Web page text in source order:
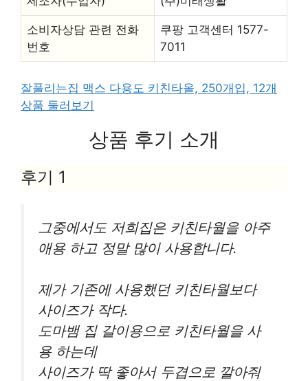
소비자상담 관련 전화
번호
쿠팡 고객센터 1577-
7011
잘풀리는집 맥스 다용도 키친타올, 250개입, 12개
상품 둘러보기
상품 후기 소개
후기 1
그중에서도 저희집은 키친타월을 아주
애용 하고 정말 많이 사용합니다.
제가 기존에 사용했던 키친타월보다
사이즈가 작다.
도마뱀 집 갈이용으로 키친타월을 사
용 하는데
사이즈가 딱 좋아서 두겹으로 깔아줘